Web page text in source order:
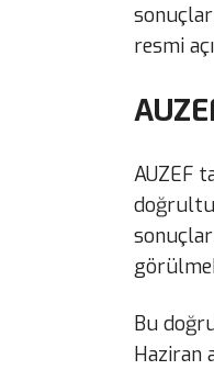
resmi
AUZEF
Bu
Haziran